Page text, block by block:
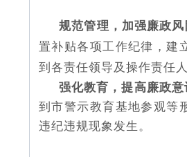
规范管理，加强廉政
置补贴各项工作纪律，建
到各责任领导及操作责任
强化教育，提高廉政意
到市警示教育基地参观等
违纪违规现象发生。